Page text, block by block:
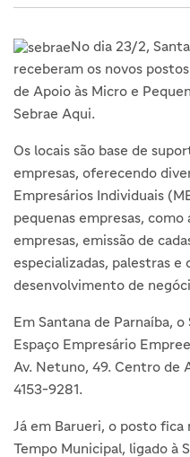
No dia 23/2,
receberam os novos
de Apoio às Micro e
Sebrae Aqui.
Os locais são base de
empresas, oferecendo
Empresários Individuais
pequenas empresas,
empresas, emissão de
especializadas, palestras e
desenvolvimento de
Em Santana de Parnaíba,
Espaço Empresário
Av. Netuno, 49. Centro de
4153-9281.
Já em Barueri, o posto fica
Tempo Municipal, ligado à